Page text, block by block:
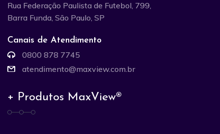
Rua Federação Paulista de Futebol, 799,
Barra Funda, São Paulo, SP
Canais de Atendimento
0800 878 7745
atendimento@maxview.com.br
+ Produtos MaxView®